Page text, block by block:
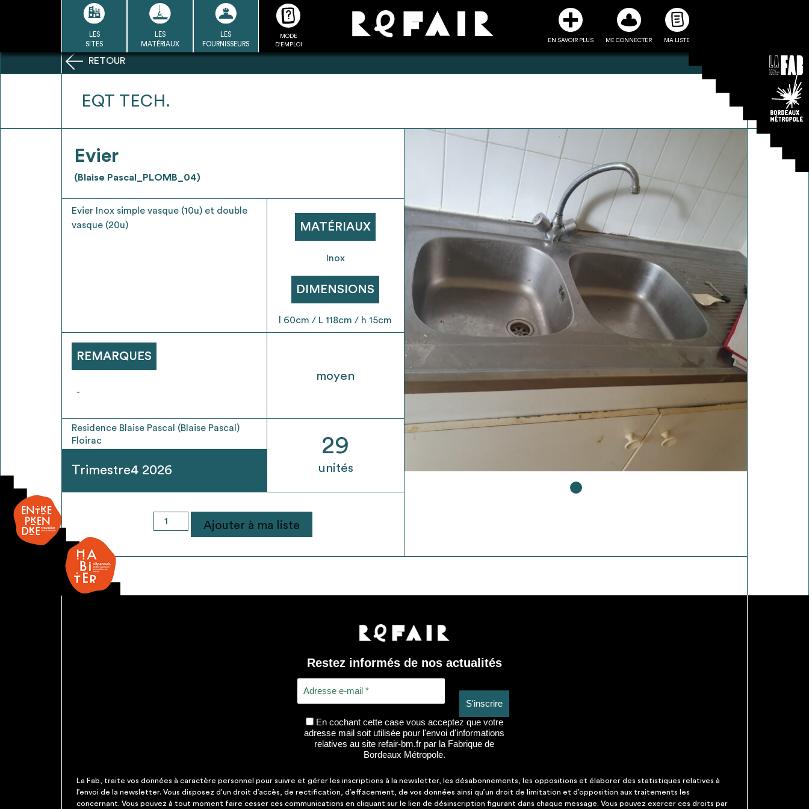
LES
SITES
LES
MATÉRIAUX
LES
FOURNISSEURS
MODE
D'EMPLOI
EN SAVOIR PLUS ME CONNECTER MA LISTE
LA DÉMARCHE
LA BASE
DU RÉEMPLOI
Refair mode d'emploi
Se connecter / Se créer un
ma liste
Transmettre sa liste de
manifestation d'intérêt pour
les matériaux sélectionnés
Exporter sa liste et ses fiches
produits pour l’utiliser comme
un outil d’aide à la conception
de projet
Être recontacté afin d’obtenir
plus de renseignements sur les
modalités et stratégies de
récupérations envisageables
* Attention, l’ajout des matériaux à sa liste et son envoi ne vaut aucunement réservation.
RETOUR
EQT TECH.
Evier
(Blaise Pascal_PLOMB_04)
Evier Inox simple vasque (10u) et double
vasque (20u)
REMARQUES
-
Residence Blaise Pascal (Blaise Pascal)
Floirac
Trimestre4 2026
MATÉRIAUX
Inox
DIMENSIONS
l 60cm / L 118cm / h 15cm
moyen
29
unités
quantité
de
Ajouter à ma liste
Restez informés de nos actualités
En cochant cette case vous acceptez que votre
adresse mail soit utilisée pour l'envoi d'informations
relatives au site refair-bm.fr par la Fabrique de
Bordeaux Métropole.
La Fab, traite vos données à caractère personnel pour suivre et gérer les inscriptions à la newsletter, les désabonnements, les oppositions et élaborer des statistiques relatives à
l’envoi de la newsletter. Vous disposez d’un droit d’accès, de rectification, d’effacement, de vos données ainsi qu’un droit de limitation et d’opposition aux traitements les
concernant. Vous pouvez à tout moment faire cesser ces communications en cliquant sur le lien de désinscription figurant dans chaque message. Vous pouvez exercer ces droits par